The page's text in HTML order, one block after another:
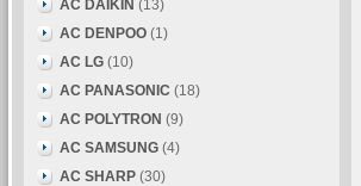
AC DAIKIN (13)
AC DENPOO (1)
AC LG (10)
AC PANASONIC (18)
AC POLYTRON (9)
AC SAMSUNG (4)
AC SHARP (30)